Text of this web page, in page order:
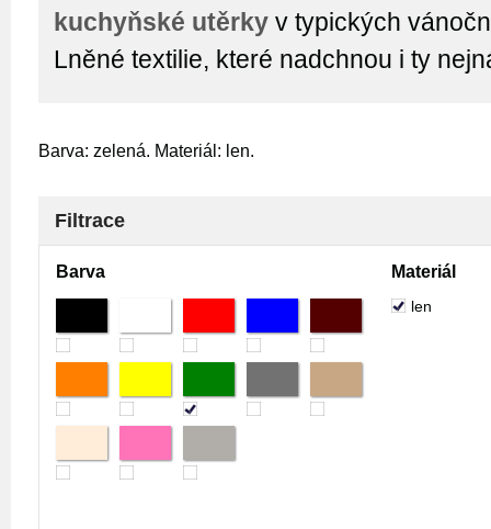
kuchyňské utěrky v typických
Lněné textilie, které nadchnou i ty
Barva: zelená. Materiál: len.
Filtrace
Barva Materiál
len